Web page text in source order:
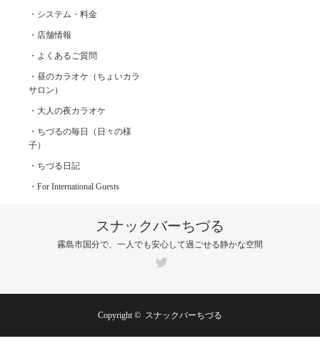
・システム・料金
・店舗情報
・よくあるご質問
・昼のカラオケ（ちょいカラ
サロン）
・大人の夜カラオケ
・ちづるの毎日（日々の様
子）
・ちづる日記
・For International Guests
スナックバーちづる
霧島市国分で、一人でも安心して過ごせる静かな空間
Copyright © スナックバーちづる